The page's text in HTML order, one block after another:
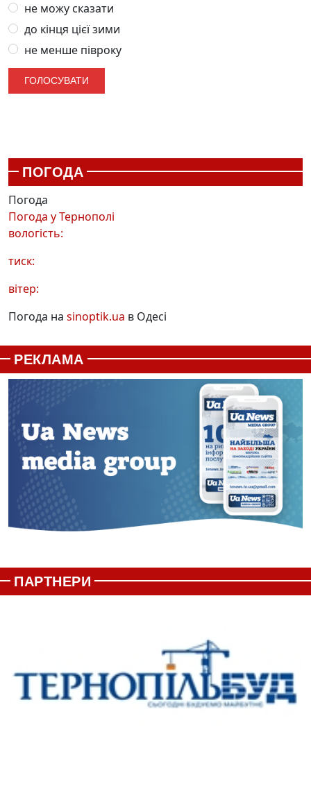
не можу сказати
до кінця цієї зими
не менше півроку
ПОГОДА
Погода
Погода уТернополі
вологість:
тиск:
вітер:
Погода на sinoptik.ua в Одесі
РЕКЛАМА
ПАРТНЕРИ